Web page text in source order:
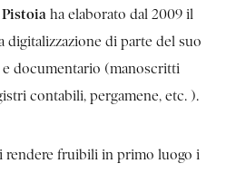
ha elaborato dal 2009 il
digitalizzazione di parte del suo
documentario (manoscritti
contabili, pergamene, etc. ).
rendere fruibili in primo luogo i